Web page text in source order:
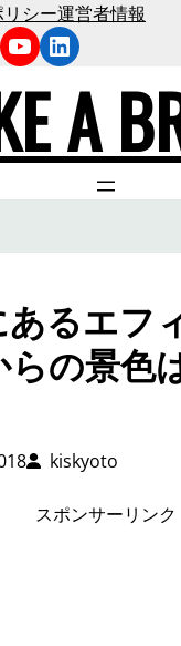
シー運営者情報
YouTube
LinkedIn
A
るエフ
らの景色
kiskyoto
スポンサーリンク